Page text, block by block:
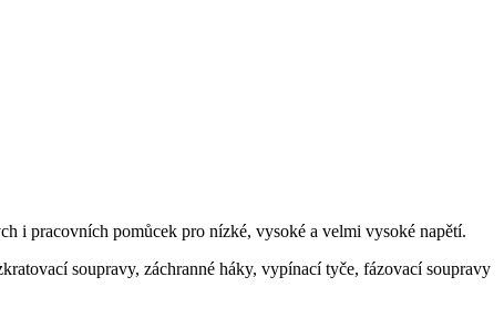
i pracovních pomůcek pro nízké, vysoké a velmi vysoké napětí.
soupravy, záchranné háky, vypínací tyče, fázovací soupravy